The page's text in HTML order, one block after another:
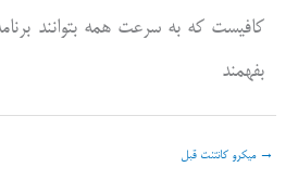
کافیست که به سرعت همه بتوانند
بفهمند
→ میکرو کانتنت قبل